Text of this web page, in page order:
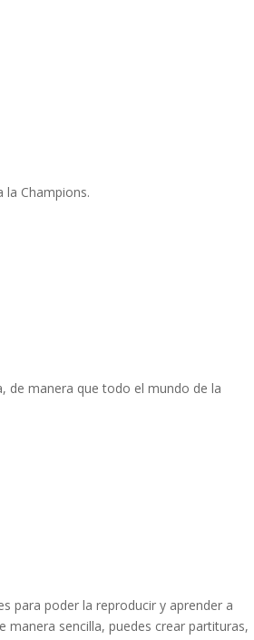
la Champions.
de manera que todo el mundo de la
para poder la reproducir y aprender a
sencilla, puedes crear partituras,